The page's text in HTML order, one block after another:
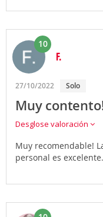
10
F.
27/10/2022 Solo
Muy
Desglose valoración
Muy recomendable!
personal es